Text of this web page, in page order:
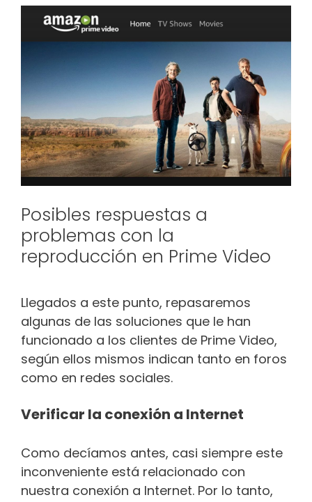
Posibles respuestas a
problemas con la
reproducción en Prime Video
Llegados a este punto, repasaremos
algunas de las soluciones que le han
funcionado a los clientes de Prime Video,
según ellos mismos indican tanto en foros
como en redes sociales.
Verificar la conexión a Internet
Como decíamos antes, casi siempre este
inconveniente está relacionado con
nuestra conexión a Internet. Por lo tanto,